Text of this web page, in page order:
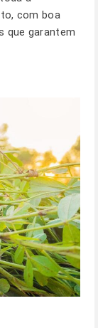
com boa
que garantem